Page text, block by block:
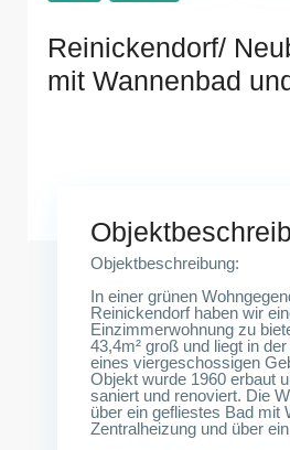
Reinickendorf/
mit Wannenbad
Objektbeschreibung:
In einer grünen
Reinickendorf haben wir
Einzimmerwohnung zu
43,4m² groß und liegt in
eines viergeschossigen
Objekt wurde 1960 erbaut
saniert und renoviert. Die
über ein gefliestes Bad mit
Zentralheizung und über